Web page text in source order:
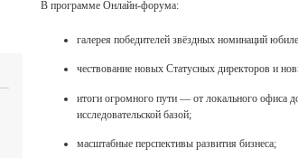
В программе Онлайн-форума:
галерея победителей звёздных номинаций
чествование новых Статусных директоров и
итоги огромного пути — от локального офиса
исследовательской базой;
масштабные перспективы развития бизнеса;